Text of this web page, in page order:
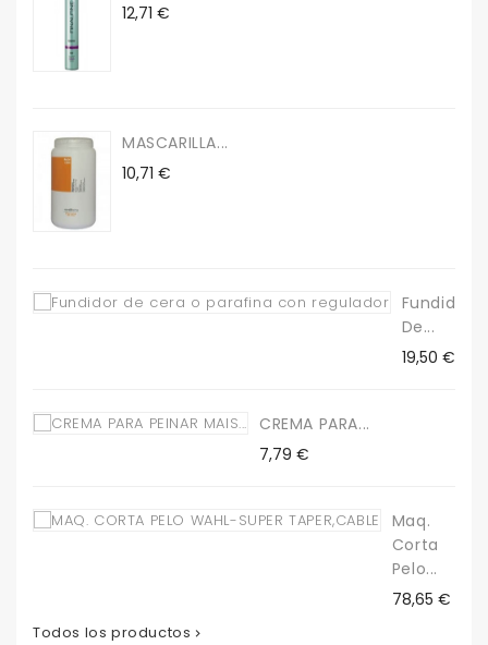
Precio
12,71 €
MASCARILLA...
Precio
10,71 €
Fundidor
De...
Precio
19,50 €
CREMA PARA...
Precio
7,79 €
Maq.
Corta
Pelo...
Precio
78,65 €
Todos los productos 